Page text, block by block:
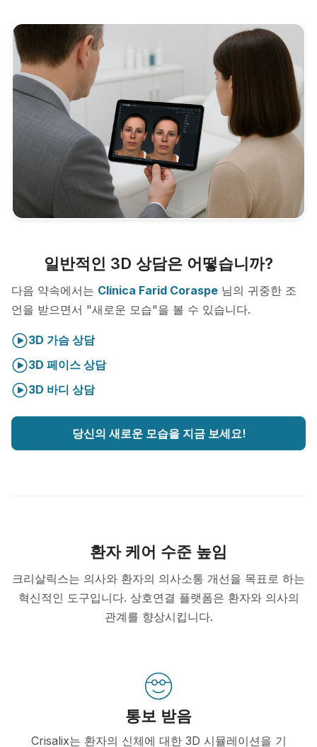
일반적인 3D 상담은 어떻습니까?
다음 약속에서는 Clínica Farid Coraspe 님의 귀중한 조
언을 받으면서 "새로운 모습"을 볼 수 있습니다.
3D 가슴 상담
3D 페이스 상담
3D 바디 상담
당신의 새로운 모습을 지금 보세요!
환자 케어 수준 높임
크리살릭스는 의사와 환자의 의사소통 개선을 목표로 하는
혁신적인 도구입니다. 상호연결 플랫폼은 환자와 의사의
관계를 향상시킵니다.
통보 받음
Crisalix는 환자의 신체에 대한 3D 시뮬레이션을 기